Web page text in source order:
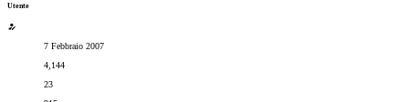
Utente
7 Febbraio 2007
4,144
23